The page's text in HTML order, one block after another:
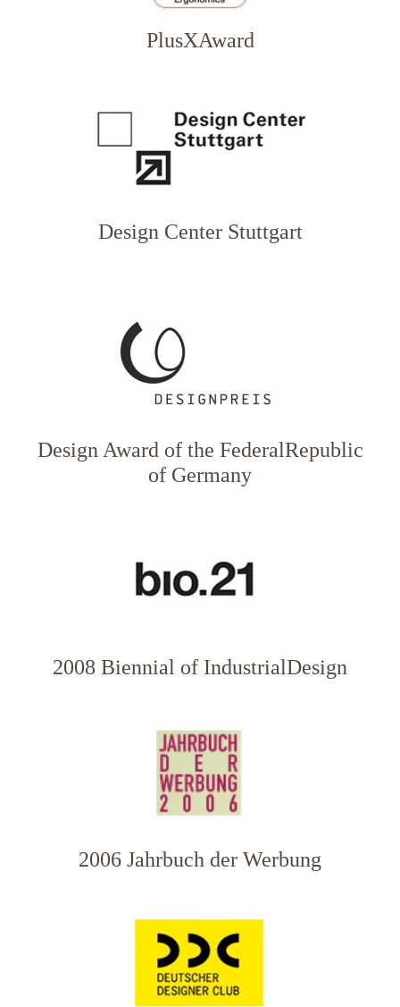
PlusXAward
Design Center Stuttgart
Design Award of the FederalRepublic
of Germany
2008 Biennial of IndustrialDesign
2006 Jahrbuch der Werbung